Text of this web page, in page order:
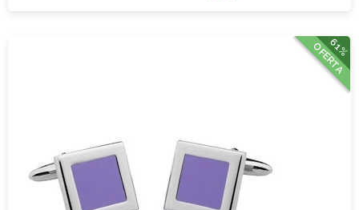
61%
OFERTA